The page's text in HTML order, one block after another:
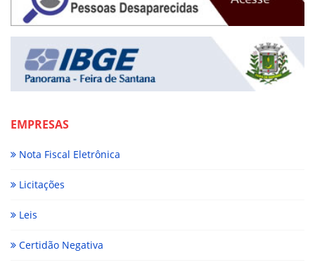
EMPRESAS
Nota Fiscal Eletrônica
Licitações
Leis
Certidão Negativa